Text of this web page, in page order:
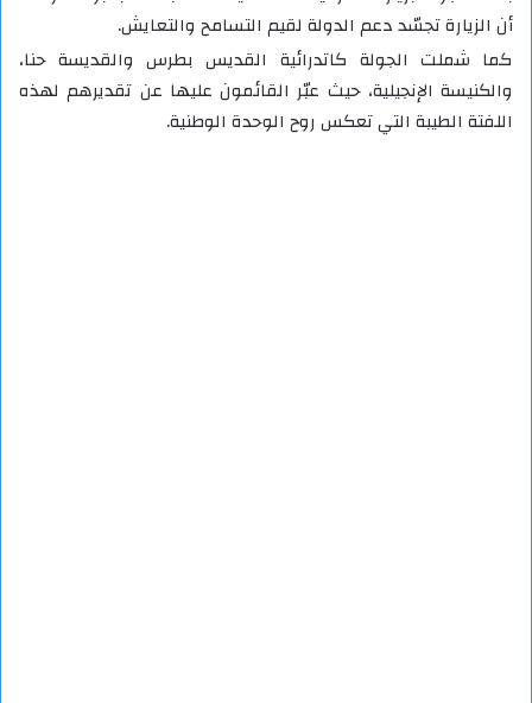
أن الزيارة تجسّد دعم الدولة لقيم التسامح والتعايش.
كما شملت الجولة كاتدرائية القديس بطرس والقديسة حنا،
والكنيسة الإنجيلية، حيث عبّر القائمون عليها عن تقديرهم لهذه
اللفتة الطيبة التي تعكس روح الوحدة الوطنية.